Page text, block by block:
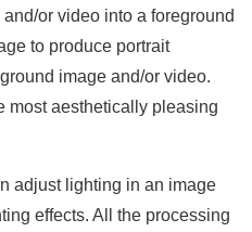
or video into a foreground
to produce portrait
image and/or video.
most aesthetically pleasing
adjust lighting in an image
effects. All the processing